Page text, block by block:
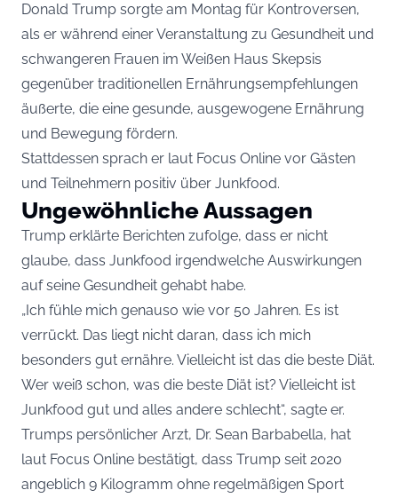
Donald Trump sorgte am Montag für Kontroversen,
als er während einer Veranstaltung zu Gesundheit und
schwangeren Frauen im Weißen Haus Skepsis
gegenüber traditionellen Ernährungsempfehlungen
äußerte, die eine gesunde, ausgewogene Ernährung
und Bewegung fördern.
Stattdessen sprach er laut Focus Online vor Gästen
und Teilnehmern positiv über Junkfood.
Ungewöhnliche Aussagen
Trump erklärte Berichten zufolge, dass er nicht
glaube, dass Junkfood irgendwelche Auswirkungen
auf seine Gesundheit gehabt habe.
„Ich fühle mich genauso wie vor 50 Jahren. Es ist
verrückt. Das liegt nicht daran, dass ich mich
besonders gut ernähre. Vielleicht ist das die beste Diät.
Wer weiß schon, was die beste Diät ist? Vielleicht ist
Junkfood gut und alles andere schlecht“, sagte er.
Trumps persönlicher Arzt, Dr. Sean Barbabella, hat
laut Focus Online bestätigt, dass Trump seit 2020
angeblich 9 Kilogramm ohne regelmäßigen Sport